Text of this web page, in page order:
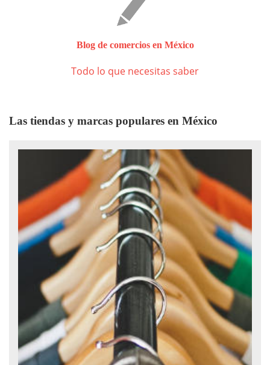
Blog de comercios en México
Todo lo que necesitas saber
Las tiendas y marcas populares en México